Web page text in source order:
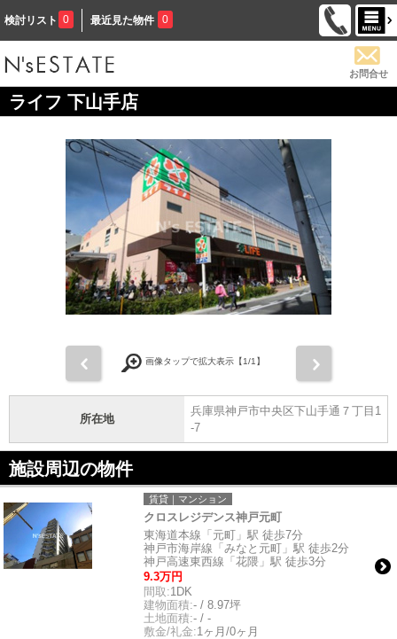
検討リスト 0 最近見た物件 0
お問合せ
ライフ 下山手店
画像タップで拡大表示【1/1】
所在地
兵庫県神戸市中央区下山手通７丁目1
-7
施設周辺の物件
賃貸｜マンション
クロスレジデンス神戸元町
東海道本線「元町」駅 徒歩7分
神戸市海岸線「みなと元町」駅 徒歩2分
神戸高速東西線「花隈」駅 徒歩3分
9.3万円
間取:1DK
建物面積:- / 8.97坪
土地面積:- / -
敷金/礼金:1ヶ月/0ヶ月